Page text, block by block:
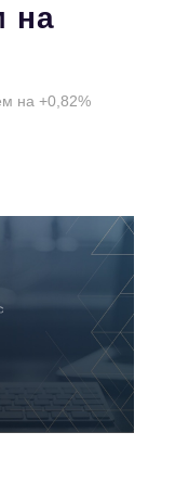
на
на +0,82%